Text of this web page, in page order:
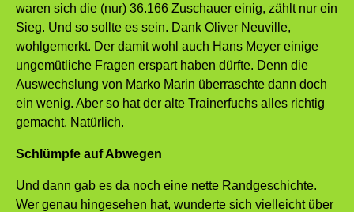
waren sich die (nur) 36.166 Zuschauer einig, zählt nur ein
Sieg. Und so sollte es sein. Dank Oliver Neuville,
wohlgemerkt. Der damit wohl auch Hans Meyer einige
ungemütliche Fragen erspart haben dürfte. Denn die
Auswechslung von Marko Marin überraschte dann doch
ein wenig. Aber so hat der alte Trainerfuchs alles richtig
gemacht. Natürlich.
Schlümpfe auf Abwegen
Und dann gab es da noch eine nette Randgeschichte.
Wer genau hingesehen hat, wunderte sich vielleicht über